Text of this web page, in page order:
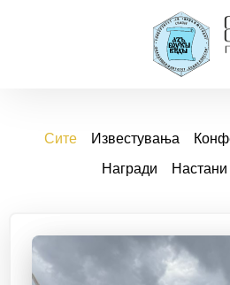
Известувања
Награди
Настани
Сите